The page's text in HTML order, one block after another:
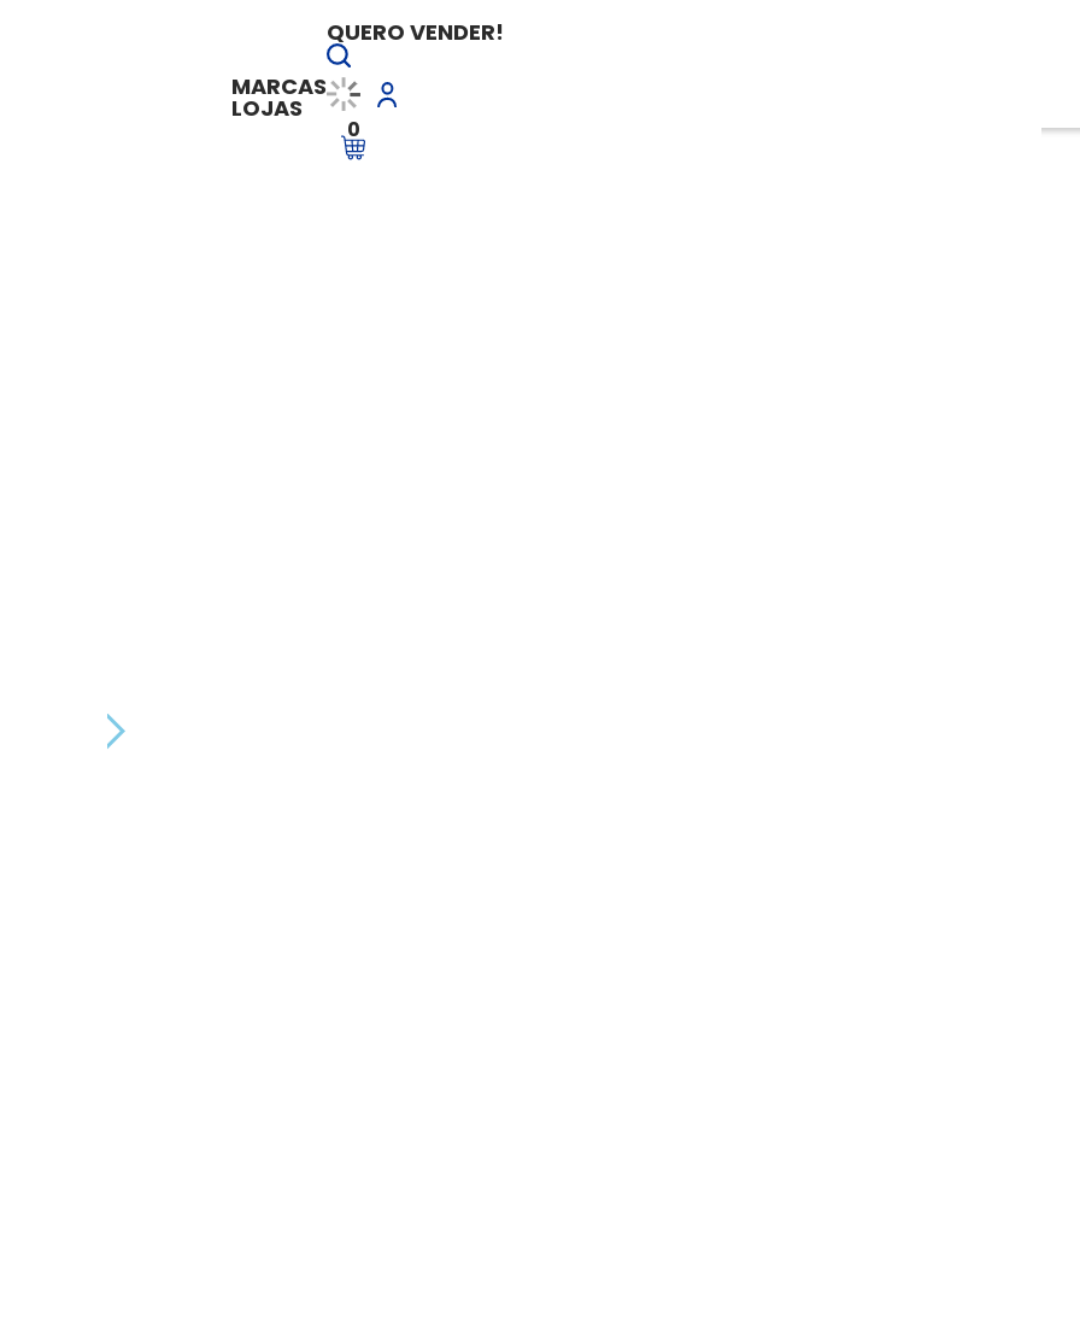
MARCAS
LOJAS
QUERO VENDER!
0
NA NUVEM - 21 ACESSOS + 40GB ESPAÇO LIVRE
ou sequestro de dados, podendo ser acessado de onde você estiver?
a solução em nuvem que cabe no seu bolso e FUNCIONA COM QUALQUER SISTEMA DE CONTABILIDADE!
da fazenda ou da rua. Basta ter conexão com a internet.
sistemas da Receita Federal e Estadual, Ministério do Trabalho, Caixa Econômica, seus documentos, planilhas e
estarão sempre seguros e disponíveis para o acesso de qualquer lugar.
em atender escritórios de contabilidade. Já temos milhares de usuários utilizando nossa Nuvem todos
processamento muito além de apenas armazenamento. No Servidor na Nuvem não cobramos por processador
nos avisam que quando sua empresa precisa de mais processador ou memória e aumentamos automaticamente
a mais!
em seu negócio. Venha para o Servidor na Nuvem!